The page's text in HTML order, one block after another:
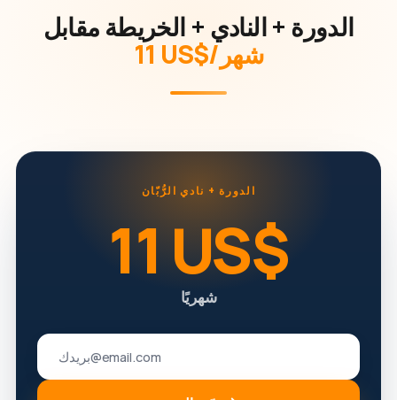
الدورة + النادي + الخريطة مقابل
‏11 US$/شهر
الدورة + نادي الرُّبّان
‏11 US$
شهريًا